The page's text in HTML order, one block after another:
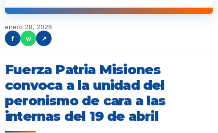
enero 28, 2026
f
w ↗
Fuerza Patria Misiones
convoca a la unidad del
peronismo de cara a las
internas del 19 de abril